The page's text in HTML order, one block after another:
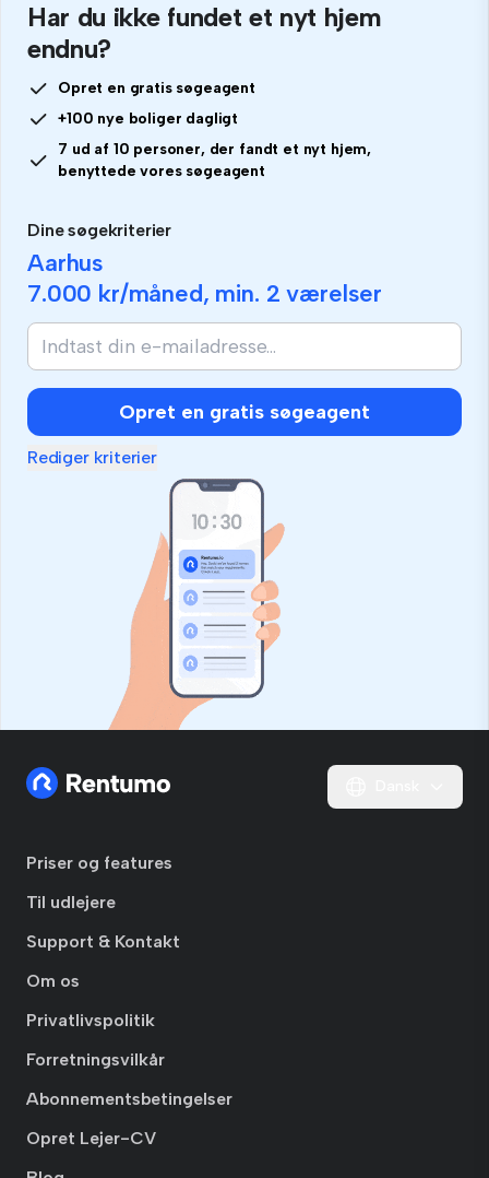
Har du ikke fundet et nyt hjem
endnu?
Opret en gratis søgeagent
+100 nye boliger dagligt
7 ud af 10 personer, der fandt et nyt hjem,
benyttede vores søgeagent
Dine søgekriterier
Aarhus
7.000 kr/måned, min. 2 værelser
Opret en gratis søgeagent
Rediger kriterier
Priser og features
Til udlejere
Support & Kontakt
Om os
Privatlivspolitik
Forretningsvilkår
Abonnementsbetingelser
Opret Lejer-CV